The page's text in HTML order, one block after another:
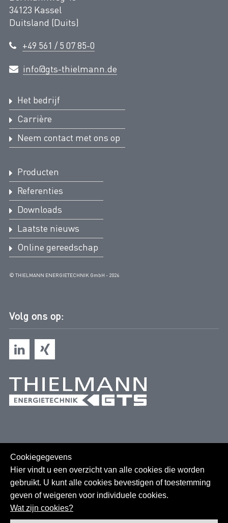
34123 Kassel
Duitsland (Duits)
+49 561 / 5 07 85-0
info@gts-thielmann.de
Het bedrijf
Carrière
Neem contact met ons op
Producten
Referenties
Downloads
Laatste nieuws
Online gereedschap
© THIELMANN ENERGIETECHNIK GmbH - 2026
Volg ons op:
Sitemap
Cookiegegevens
Hier vindt u een overzicht van alle cookies die worden
gebruikt. U kunt alle cookies bevestigen of toestemming
geven of weigeren voor individuele cookies.
Wat zijn cookies?